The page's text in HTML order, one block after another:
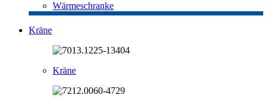
Wärmeschranke
Kräne
Kräne